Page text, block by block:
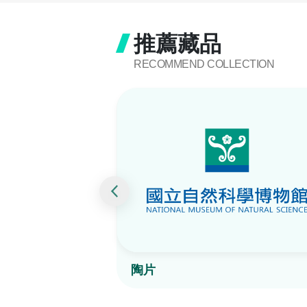
推薦藏品
RECOMMEND COLLECTION
陶片